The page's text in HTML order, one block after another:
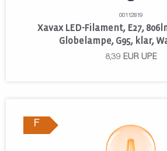
00112819
Xavax LED-Filament, E27,
Globelampe, G95, klar,
8,39 EUR UPE
F